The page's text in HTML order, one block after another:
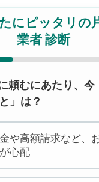
にピッタリの
業者 診断
頼むにあたり、今
」は？
や高額請求など、
心配